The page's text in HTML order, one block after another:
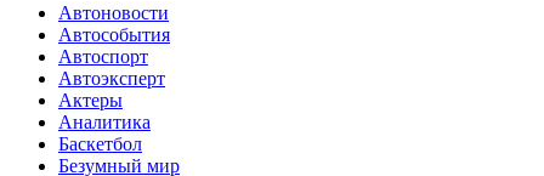
Автоновости
Автособытия
Автоспорт
Автоэксперт
Актеры
Аналитика
Баскетбол
Безумный мир